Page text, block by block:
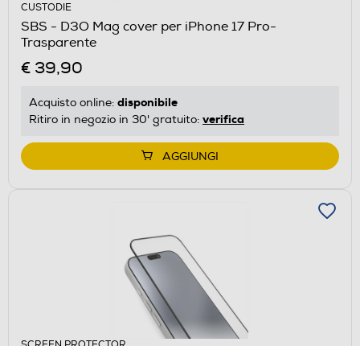
CUSTODIE
SBS - D3O Mag cover per iPhone 17 Pro-
Trasparente
€ 39,90
Acquisto online: disponibile
Ritiro in negozio in 30' gratuito: verifica
AGGIUNGI